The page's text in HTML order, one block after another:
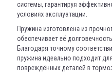
системы, гарантируя
условиях эксплуатации.
Пружина изготовлена из
обеспечивает её
Благодаря точному
пружина идеально подходит
повреждённых деталей в